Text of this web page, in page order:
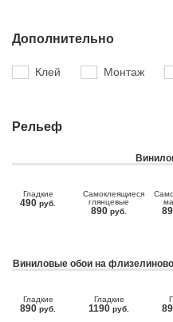
Дополнительно
Клей Монтаж
Рельеф
Гладкие
490 руб.
Самоклеящиеся
глянцевые
890 руб.
Виниловые обои на
Гладкие
890 руб.
Гладкие
1190 руб.